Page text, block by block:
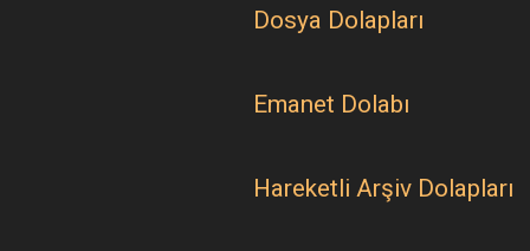
Dosya Dolapları
Emanet Dolabı
Hareketli Arşiv Dolapları